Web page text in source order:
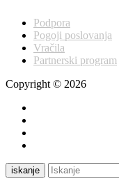
Podpora
Pogoji poslovanja
Vračila
Partnerski program
Copyright © 2026
iskanje